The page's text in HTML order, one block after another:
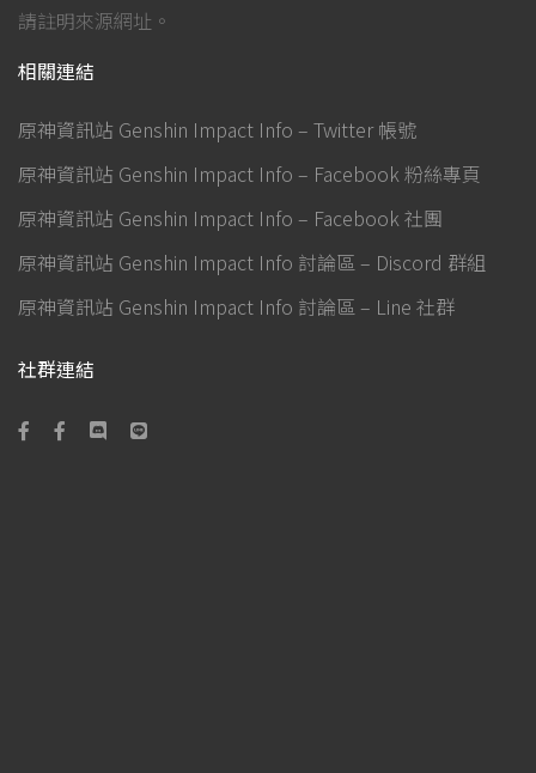
請註明來源網址。
相關連結
原神資訊站 Genshin Impact Info – Twitter 帳號
原神資訊站 Genshin Impact Info – Facebook 粉絲專頁
原神資訊站 Genshin Impact Info – Facebook 社團
原神資訊站 Genshin Impact Info 討論區 – Discord 群組
原神資訊站 Genshin Impact Info 討論區 – Line 社群
社群連結